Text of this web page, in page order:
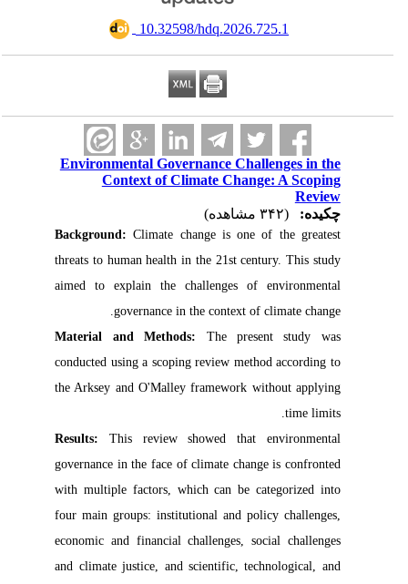
‎ 10.32598/hdq.2026.725.1
Environmental Governance Challenges in the
Context of Climate Change: A Scoping
Review
چکیده:
Background:Climate change is one of the greatest
threats to human health in the 21st century. This study
aimed to explain the challenges of environmental
governance in the context of climate change.
Material and Methods:The present study was
conducted using a scoping review method according to
the Arksey and O'Malley framework without applying
time limits.
Results:This review showed that environmental
governance in the face of climate change is confronted
with multiple factors, which can be categorized into
four main groups: institutional and policy challenges,
economic and financial challenges, social challenges
and climate justice, and scientific, technological, and